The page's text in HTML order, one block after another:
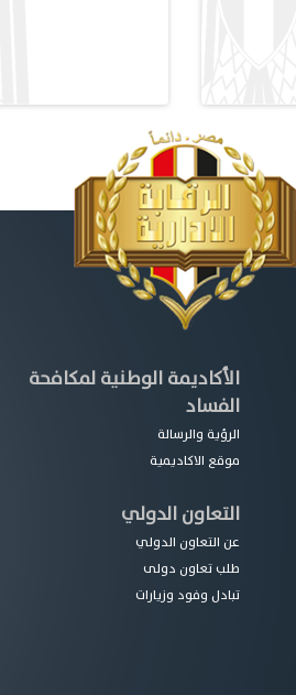
الأكاديمة الوطنية لمكافحة
الفساد
الرؤية والرسالة
موقع الاكاديمية
التعاون الدولي
عن التعاون الدولي
طلب تعاون دولى
تبادل وفود وزيارات